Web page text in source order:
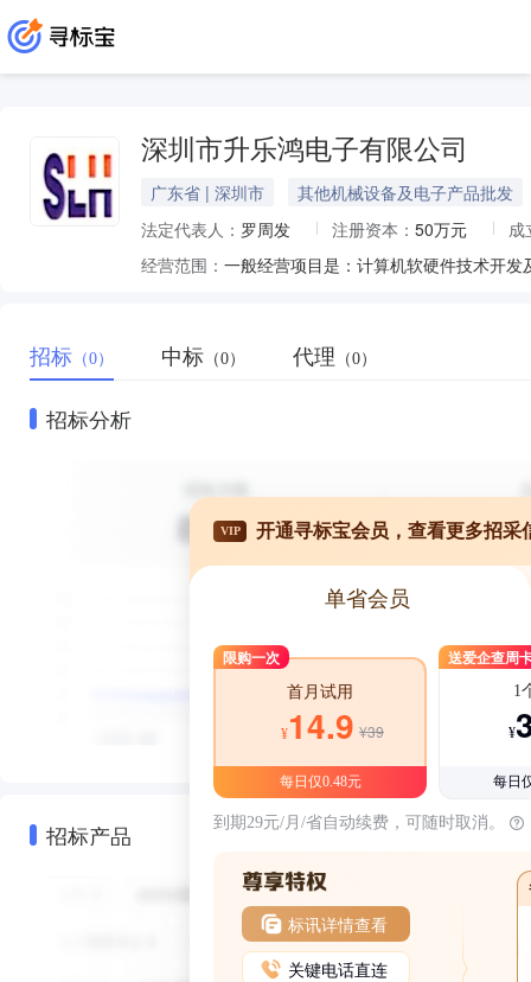
深圳市升乐鸿电子有限公司
广东省 | 深圳市
其他机械设备及电子产品批发
法定代表人： 罗周发 注册资本： 50万元
成
经营范围： 一般经营项目是：计算机软硬件技术开
招标 （0） 中标 （0） 代理 （0）
招标分析
招标产品
VIP 开通寻标宝会员，查看更多招采
单省会员
限购一次
首月试用
¥14.9 ¥39
每日仅0.48元
送爱企查周
1
¥
每日
到期29元/月/省自动续费，可随时取消。
标讯详情查看
关键电话直连